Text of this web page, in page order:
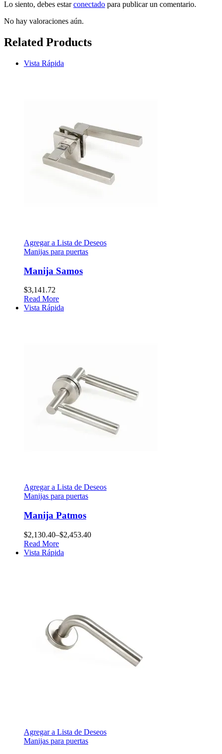
Lo siento, debes estarconectado para publicar un comentario.
No hay valoraciones aún.
Related Products
Vista Rápida
Agregar a Lista de Deseos
Manijas para puertas
Manija Samos
$3,141.72
Read More
Vista Rápida
Agregar a Lista de Deseos
Manijas para puertas
Manija Patmos
$2,130.40–$2,453.40
Read More
Vista Rápida
Agregar a Lista de Deseos
Manijas para puertas